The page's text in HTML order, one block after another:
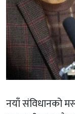
नयाँ संविधानको